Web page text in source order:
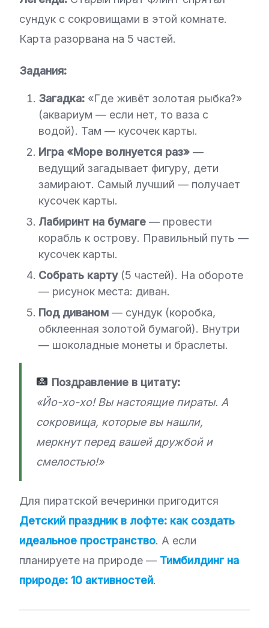
сундук с сокровищами в этой комнате.
Карта разорвана на 5 частей.
Задания:
Загадка: «Где живёт золотая рыбка?»
(аквариум — если нет, то ваза с
водой). Там — кусочек карты.
Игра «Море волнуется раз» —
ведущий загадывает фигуру, дети
замирают. Самый лучший — получает
кусочек карты.
Лабиринт на бумаге — провести
корабль к острову. Правильный путь —
кусочек карты.
Собрать карту(5 частей). На обороте
— рисунок места: диван.
Под диваном — сундук (коробка,
обклеенная золотой бумагой). Внутри
— шоколадные монеты и браслеты.
Поздравление в цитату:
«Йо-хо-хо! Вы настоящие пираты. А
сокровища, которые вы нашли,
меркнут перед вашей дружбой и
смелостью!»
Для пиратской вечеринки пригодится
Детский праздник в лофте: как создать
идеальное пространство. А если
планируете на природе — Тимбилдинг на
природе: 10 активностей.